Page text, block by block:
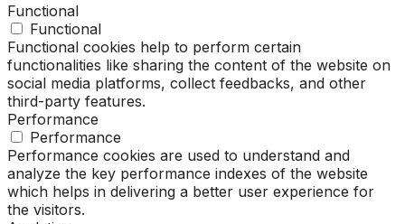
Functional
Functional
Functional cookies help to perform certain
functionalities like sharing the content of the website on
social media platforms, collect feedbacks, and other
third-party features.
Performance
Performance
Performance cookies are used to understand and
analyze the key performance indexes of the website
which helps in delivering a better user experience for
the visitors.